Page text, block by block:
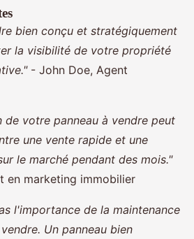
bien conçu et stratégiquement
la visibilité de votre propriété
- John Doe, Agent
de votre panneau à vendre peut
une vente rapide et une
le marché pendant des mois."
en marketing immobilier
l'importance de la maintenance
Un panneau bien